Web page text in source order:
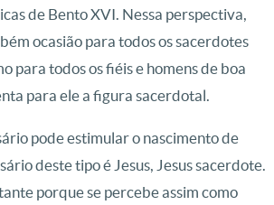
de Bento XVI. Nessa perspectiva,
ocasião para todos os sacerdotes
para todos os fiéis e homens de boa
para ele a figura sacerdotal.
pode estimular o nascimento de
deste tipo é Jesus, Jesus sacerdote.
porque se percebe assim como